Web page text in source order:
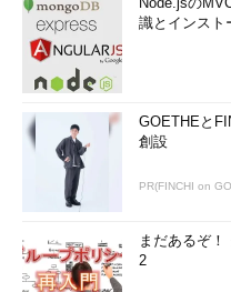
識とインスト
GOETHEと
創設
PR(FINCHI on
まだあるぞ！
2